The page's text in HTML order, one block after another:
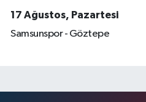
17 Ağustos, Pazartesi
Samsunspor - Göztepe